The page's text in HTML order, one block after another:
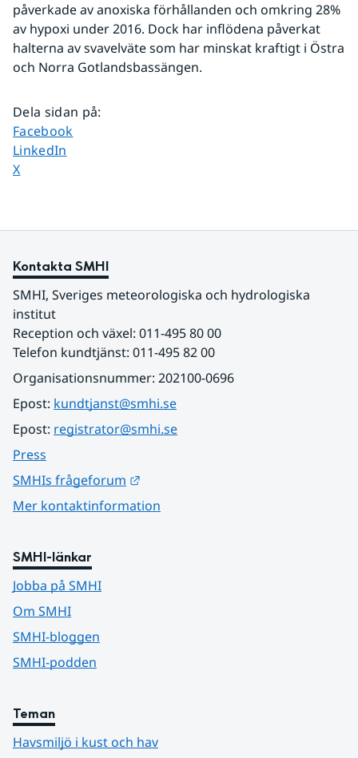
påverkade av anoxiska förhållanden och omkring 28%
av hypoxi under 2016. Dock har inflödena påverkat
halterna av svavelväte som har minskat kraftigt i Östra
och Norra Gotlandsbassängen.
Dela sidan på:
Dela sidan på
Facebook
Dela sidan på
LinkedIn
Dela sidan på
X
Kontakta SMHI
SMHI, Sveriges meteorologiska och hydrologiska
institut
Reception och växel: 011-495 80 00
Telefon kundtjänst: 011-495 82 00
Organisationsnummer: 202100-0696
Epost: kundtjanst@smhi.se
Epost: registrator@smhi.se
Press
SMHIs frågeforum
Mer kontaktinformation
SMHI-länkar
Jobba på SMHI
Om SMHI
SMHI-bloggen
SMHI-podden
Teman
Havsmiljö i kust och hav